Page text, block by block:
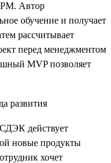
Автор
обучение и получает
рассчитывает
перед менеджментом
MVP позволяет
действует
новые продукты
хочет